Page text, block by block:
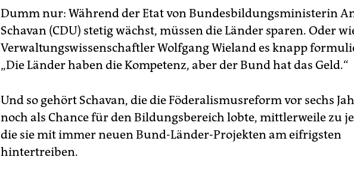
Dumm nur: Während der Etat von Bundesbildungsministerin
Schavan (CDU) stetig wächst, müssen die Länder sparen. Oder
Verwaltungswissenschaftler Wolfgang Wieland es knapp
„Die Länder haben die Kompetenz, aber der Bund hat das Geld.“
Und so gehört Schavan, die die Föderalismusreform vor sechs
noch als Chance für den Bildungsbereich lobte, mittlerweile zu
die sie mit immer neuen Bund-Länder-Projekten am eifrigsten
hintertreiben.